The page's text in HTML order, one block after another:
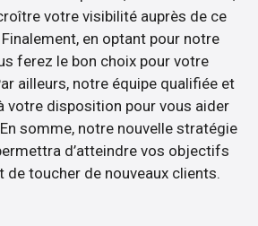
votre visibilité auprès de ce
en optant pour notre
ferez le bon choix pour votre
ailleurs, notre équipe qualifiée et
votre disposition pour vous aider
somme, notre nouvelle stratégie
d’atteindre vos objectifs
de toucher de nouveaux clients.